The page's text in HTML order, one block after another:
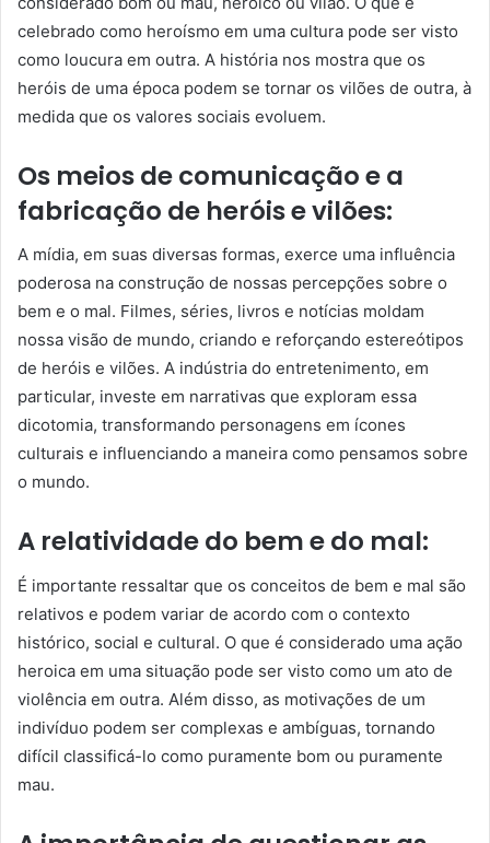
celebrado como heroísmo em uma cultura pode ser visto
como loucura em outra. A história nos mostra que os
heróis de uma época podem se tornar os vilões de outra, à
medida que os valores sociais evoluem.
Os meios de comunicação e a
fabricação de heróis e vilões:
A mídia, em suas diversas formas, exerce uma influência
poderosa na construção de nossas percepções sobre o
bem e o mal. Filmes, séries, livros e notícias moldam
nossa visão de mundo, criando e reforçando estereótipos
de heróis e vilões. A indústria do entretenimento, em
particular, investe em narrativas que exploram essa
dicotomia, transformando personagens em ícones
culturais e influenciando a maneira como pensamos sobre
o mundo.
A relatividade do bem e do mal:
É importante ressaltar que os conceitos de bem e mal são
relativos e podem variar de acordo com o contexto
histórico, social e cultural. O que é considerado uma ação
heroica em uma situação pode ser visto como um ato de
violência em outra. Além disso, as motivações de um
indivíduo podem ser complexas e ambíguas, tornando
difícil classificá-lo como puramente bom ou puramente
mau.